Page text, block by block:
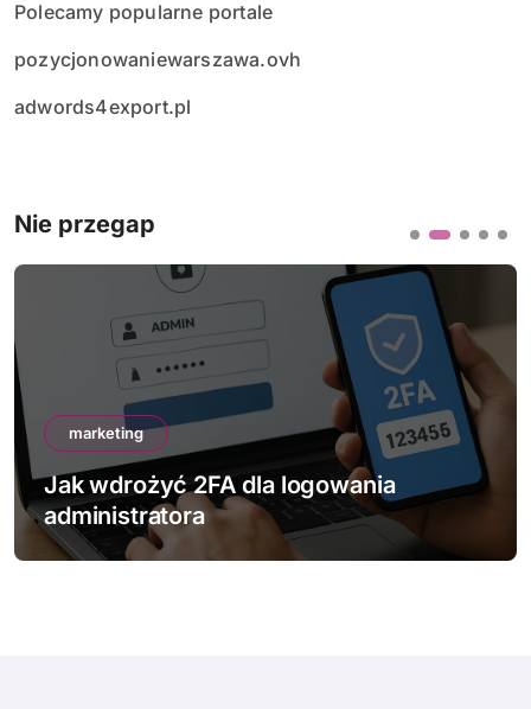
Polecamy popularne portale
pozycjonowaniewarszawa.ovh
adwords4export.pl
Nie przegap
marketing
Jak sprawdzić bezpieczeństwo
strony